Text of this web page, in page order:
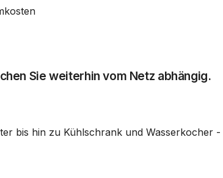
Sie weiterhin vom Netz abhängig.
bis hin zu Kühlschrank und Wasserkocher